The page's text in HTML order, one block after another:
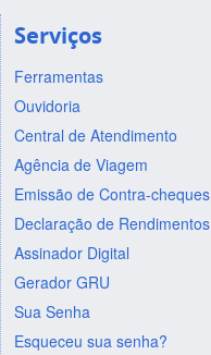
Serviços
Ferramentas
Ouvidoria
Central de Atendimento
Agência de Viagem
Emissão de Contra-cheques
Declaração de Rendimentos
Assinador Digital
Gerador GRU
Sua Senha
Esqueceu sua senha?